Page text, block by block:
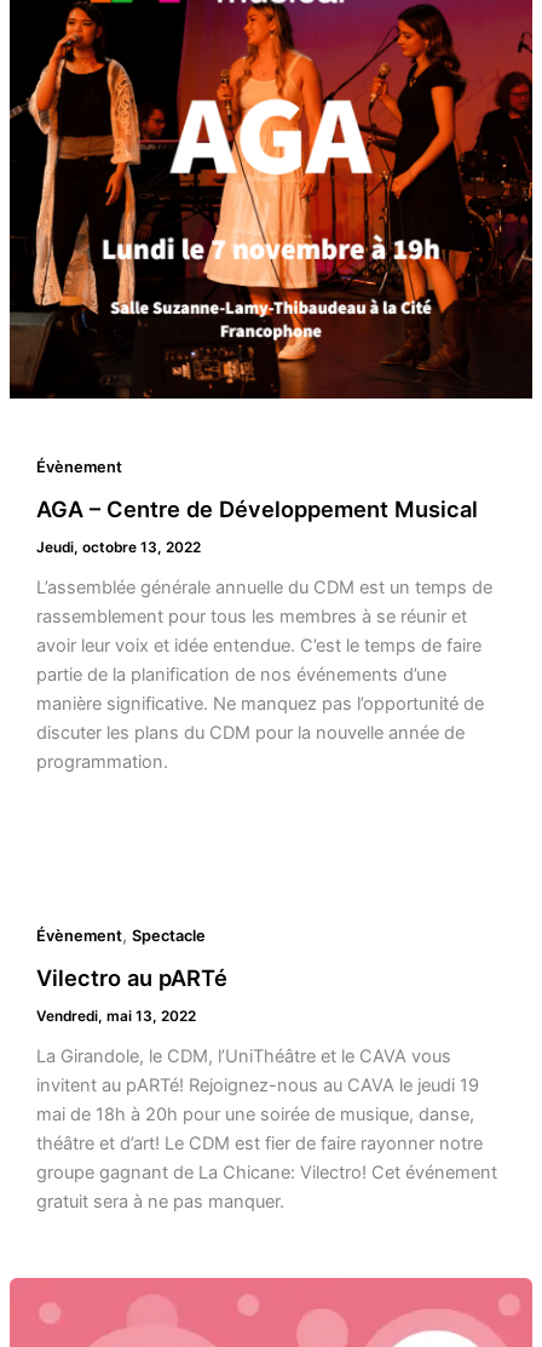
Évènement
AGA – Centre de Développement Musical
Jeudi, octobre 13, 2022
L’assemblée générale annuelle du CDM est un temps de
rassemblement pour tous les membres à se réunir et
avoir leur voix et idée entendue. C’est le temps de faire
partie de la planification de nos événements d’une
manière significative. Ne manquez pas l’opportunité de
discuter les plans du CDM pour la nouvelle année de
programmation.
Évènement, Spectacle
Vilectro au pARTé
Vendredi, mai 13, 2022
La Girandole, le CDM, l’UniThéâtre et le CAVA vous
invitent au pARTé! Rejoignez-nous au CAVA le jeudi 19
mai de 18h à 20h pour une soirée de musique, danse,
théâtre et d’art! Le CDM est fier de faire rayonner notre
groupe gagnant de La Chicane: Vilectro! Cet événement
gratuit sera à ne pas manquer.